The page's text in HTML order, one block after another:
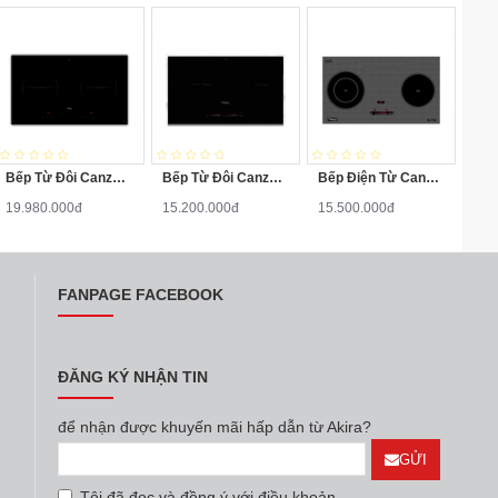
Bếp Từ Đôi Canzy CZ-702IPA
19.980.000đ
Bếp Từ Đôi Canzy CZ-922H
15.200.000đ
Bếp Điện Từ Canzy CZ-BMIX740T
15.500.000đ
FANPAGE FACEBOOK
ĐĂNG KÝ NHẬN TIN
để nhận được khuyến mãi hấp dẫn từ Akira?
GỬI